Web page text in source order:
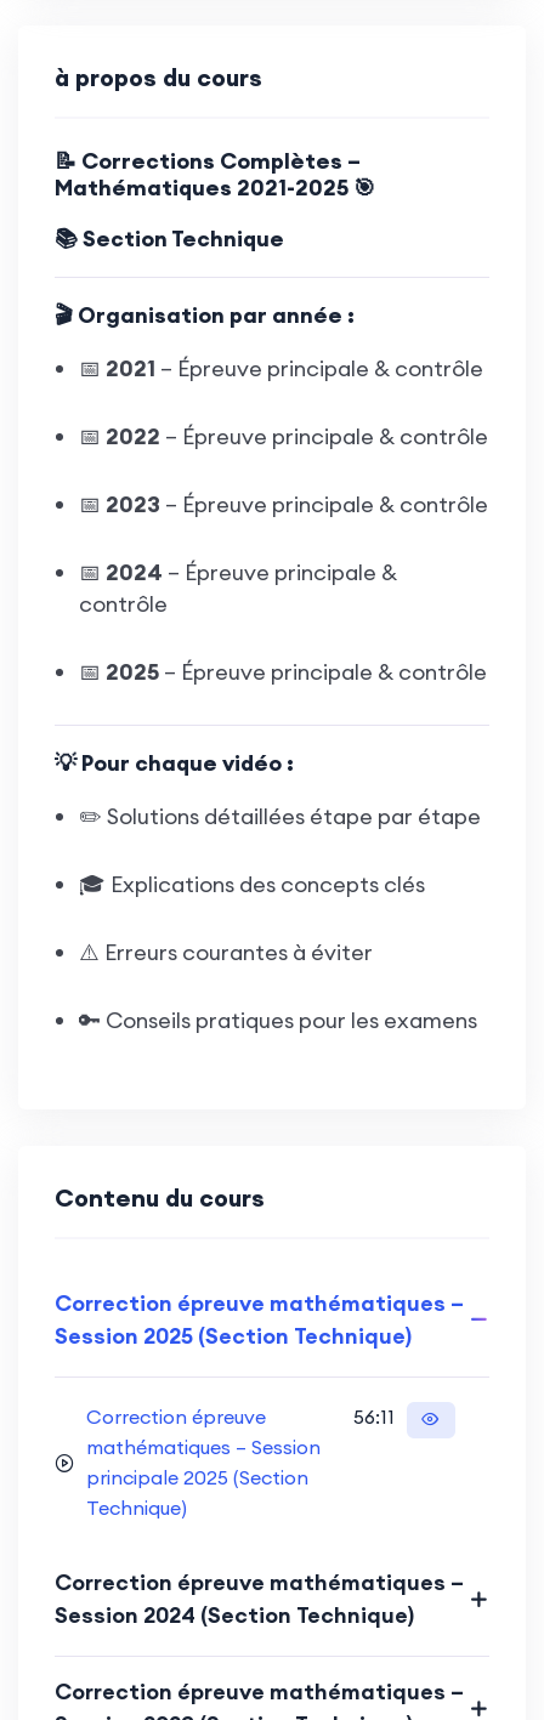
à propos du cours
📝 Corrections Complètes –
Mathématiques 2021-2025 🎯
📚 Section Technique
🎬 Organisation par année :
📅 2021 – Épreuve principale & contrôle
📅 2022 – Épreuve principale & contrôle
📅 2023 – Épreuve principale & contrôle
📅 2024 – Épreuve principale &
contrôle
📅 2025 – Épreuve principale & contrôle
💡 Pour chaque vidéo :
✏️ Solutions détaillées étape par étape
🎓 Explications des concepts clés
⚠️ Erreurs courantes à éviter
🔑 Conseils pratiques pour les examens
Contenu du cours
Correction épreuve mathématiques –
Session 2025 (Section Technique)
Correction épreuve
mathématiques – Session
principale 2025 (Section
Technique)
56:11
Correction épreuve mathématiques –
Session 2024 (Section Technique)
Correction épreuve mathématiques –